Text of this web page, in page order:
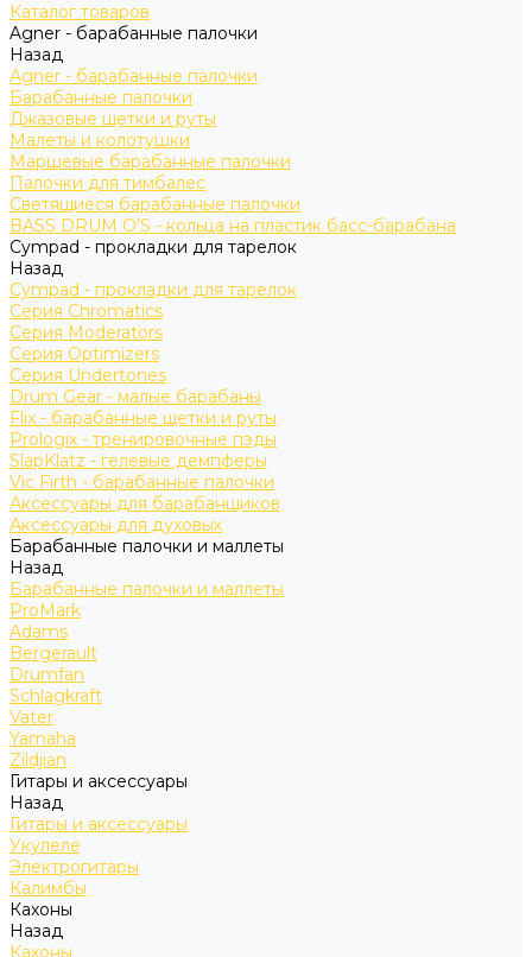
Каталог товаров
Agner - барабанные палочки
Назад
Agner - барабанные палочки
Барабанные палочки
Джазовые щетки и руты
Малеты и колотушки
Маршевые барабанные палочки
Палочки для тимбалес
Светящиеся барабанные палочки
BASS DRUM O’S - кольца на пластик басс-барабана
Cympad - прокладки для тарелок
Назад
Cympad - прокладки для тарелок
Серия Chromatics
Серия Moderators
Серия Optimizers
Серия Undertones
Drum Gear - малые барабаны
Flix - барабанные щетки и руты
Prologix - тренировочные пэды
SlapKlatz - гелевые демпферы
Vic Firth - барабанные палочки
Аксессуары для барабанщиков
Аксессуары для духовых
Барабанные палочки и маллеты
Назад
Барабанные палочки и маллеты
ProMark
Adams
Bergerault
Drumfan
Schlagkraft
Vater
Yamaha
Zildjian
Гитары и аксессуары
Назад
Гитары и аксессуары
Укулеле
Электрогитары
Калимбы
Кахоны
Назад
Кахоны